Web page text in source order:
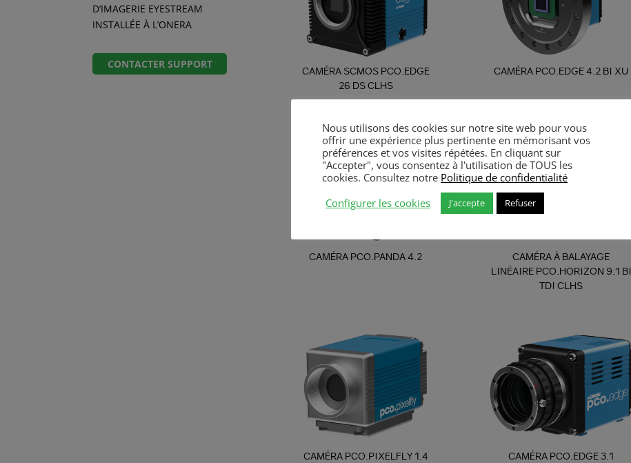
CAMÉRA SCMOS PCO.EDGE
26 DS CLHS
CAMÉRA PCO.EDGE 4.2 BI XU
CAMÉRA PCO.PANDA 4.2
CAMÉRA À BALAYAGE
LINÉAIRE PCO.HORIZON 9.1 BI
TDI CLHS
CAMÉRA PCO.PIXELFLY 1.4
CAMÉRA PCO.EDGE 3.1
D’IMAGERIE EYESTREAM
INSTALLÉE À L’ONERA
CONTACTER SUPPORT
Nous utilisons des cookies sur notre site web pour vous
offrir une expérience plus pertinente en mémorisant vos
préférences et vos visites répétées. En cliquant sur
"Accepter", vous consentez à l'utilisation de TOUS les
cookies. Consultez notre Politique de confidentialité
Configurer les cookies
J'accepte Refuser